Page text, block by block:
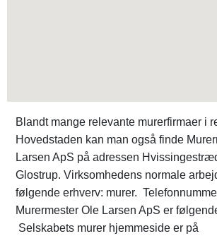
Blandt mange relevante murerfirmaer i
Hovedstaden kan man også finde
Larsen ApS på adressen
Glostrup. Virksomhedens normale
følgende erhverv: murer.
Murermester Ole Larsen ApS er
Selskabets murer hjemmeside er på